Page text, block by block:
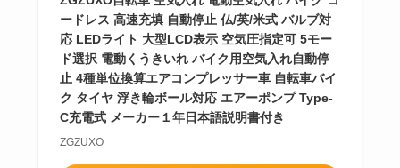
ードレス 高速充填 自動停止 仏/英/米式 バルブ対
応 LEDライト 大型LCD表示 空気圧指定可 5モー
ド選択 電動くうきいれ バイク用空気入れ自動停
止 4種単位換算エアコンプレッサー車 自転車バイ
ク タイヤ 浮き輪ボール対応 エアーポンプ Type-
C充電式 メーカー１年日本語説明書付き
ZGZUXO